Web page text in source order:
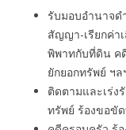
รับมอบอำนาจด
สัญญา-เรียกค่า
พิพาทกับที่ดิน ค
ยักยอกทรัพย์ ฯล
ติดตามและเร่ง
ทรัพย์ ร้องขอขั